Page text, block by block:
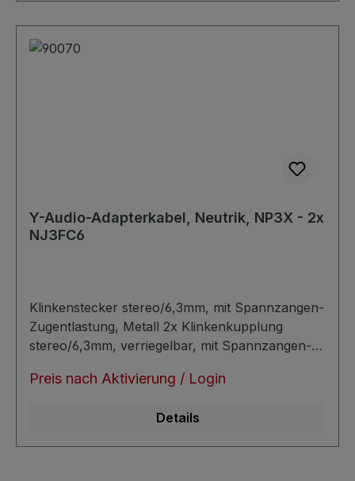
Y-Audio-Adapterkabel, Neutrik, NP3X - 2x
NJ3FC6
Klinkenstecker stereo/6,3mm, mit Spannzangen-
Zugentlastung, Metall 2x Klinkenkupplung
stereo/6,3mm, verriegelbar, mit Spannzangen-
Flachkabel, ca. 7,8 x 3,8mm symmetrisch sehr
Preis nach Aktivierung / Login
Details